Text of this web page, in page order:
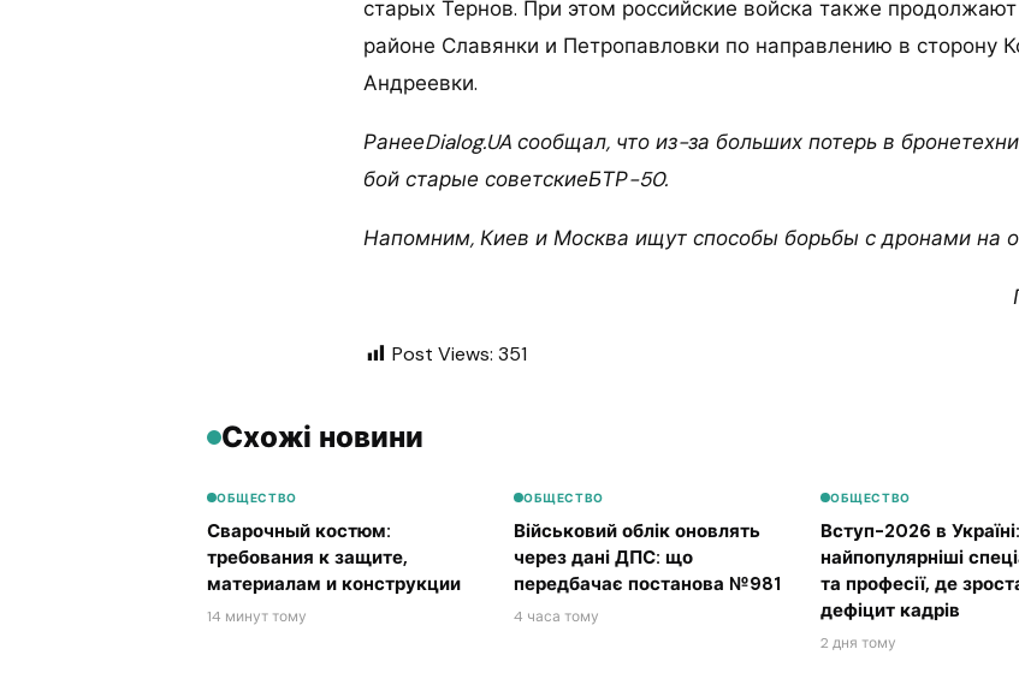
старых Тернов. При этом российские войска также
районе Славянки и Петропавловки по направлению в сторону
Андреевки.
РанееDialog.UA сообщал, что из-за больших потерь в
бой старые советскиеБТР-50.
Напомним, Киев и Москва ищут способы борьбы с дронами на
Post Views: 351
Схожі новини
ОБЩЕСТВО
Сварочный костюм:
требования к защите,
материалам и конструкции
14 минут тому
ОБЩЕСТВО
Військовий облік оновлять
через дані ДПС: що
передбачає постанова №981
4 часа тому
ОБЩЕСТВО
Вступ-2026 в Україні:
найпопулярніші
та професії, де
дефіцит кадрів
2 дня тому